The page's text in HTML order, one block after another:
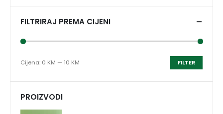
FILTRIRAJ PREMA CIJENI
FILTER
Cijena: 0 KM — 10 KM
PROIZVODI